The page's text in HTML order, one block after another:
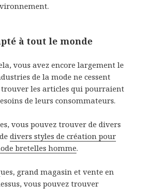
à tout le monde
vous avez encore largement le
de la mode ne cessent
trouver les articles qui pourraient
de leurs consommateurs.
vous pouvez trouver de divers
divers styles de création pour
bretelles homme.
grand magasin et vente en
vous pouvez trouver